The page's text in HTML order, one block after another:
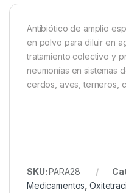
Antibiótico de amplio
en polvo para diluir en
tratamiento colectivo y
neumonías en sistemas
cerdos, aves, terneros,
SKU:PARA28
Medicamentos ,